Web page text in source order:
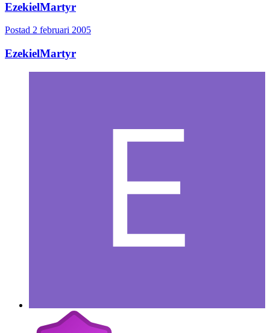
EzekielMartyr
Postad 2 februari 2005
EzekielMartyr